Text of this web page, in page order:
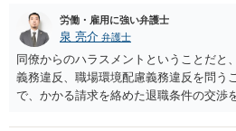
交渉できた）。ですが今からでも遅くあ
団体交渉し、その中で場合によっては金
いと思います。
労働・雇用に強い弁護士
泉 亮介 弁護士
同僚からのハラスメントということだと
義務違反、職場環境配慮義務違反を問う
で、かかる請求を絡めた退職条件の交渉